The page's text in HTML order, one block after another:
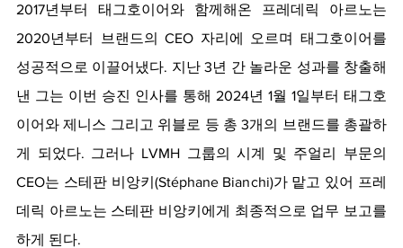
2017년부터 태그호이어와 함께해온 프레데릭 아르노는
2020년부터 브랜드의 CEO 자리에 오르며 태그호이어를
성공적으로 이끌어냈다. 지난 3년 간 놀라운 성과를 창출해
낸 그는 이번 승진 인사를 통해 2024년 1월 1일부터 태그호
이어와 제니스 그리고 위블로 등 총 3개의 브랜드를 총괄하
게 되었다. 그러나 LVMH 그룹의 시계 및 주얼리 부문의
CEO는 스테판 비앙키(Stéphane Bianchi)가 맡고 있어 프레
데릭 아르노는 스테판 비앙키에게 최종적으로 업무 보고를
하게 된다.